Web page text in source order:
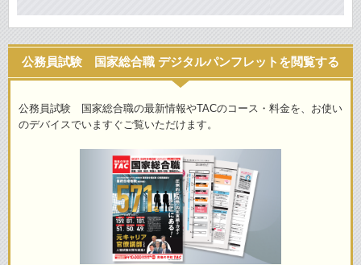
公務員試験 国家総合職 デジタルパンフレットを閲覧する
公務員試験 国家総合職の最新情報やTACのコース・料金を、お使い
のデバイスでいますぐご覧いただけます。